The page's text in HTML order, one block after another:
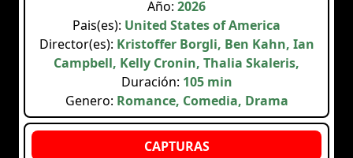
Año: 2026
Pais(es): United States of America
Director(es): Kristoffer Borgli, Ben Kahn, Ian
Campbell, Kelly Cronin, Thalia Skaleris,
Duración: 105 min
Genero: Romance, Comedia, Drama